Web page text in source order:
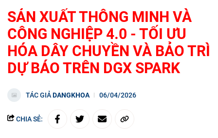
SẢN XUẤT THÔNG MINH VÀ
CÔNG NGHIỆP 4.0 - TỐI ƯU
HÓA DÂY CHUYỀN VÀ BẢO TRÌ
DỰ BÁO TRÊN DGX SPARK
TÁC GIẢDANGKHOA 06/04/2026
CHIA SẺ: